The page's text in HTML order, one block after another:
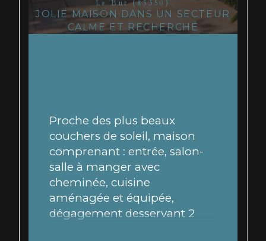
Le But (85350)
JOLIE MAISON DANS UN SECTEUR
CALME ET RECHERCHÉ
Proche des plus beaux
couchers de soleil, maison
comprenant : entrée, salon-
salle à manger avec
cheminée, cuisine
aménagée et équipée,
dégagement desservant 2